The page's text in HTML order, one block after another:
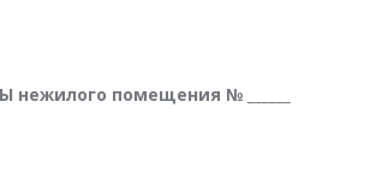
помещения № ______